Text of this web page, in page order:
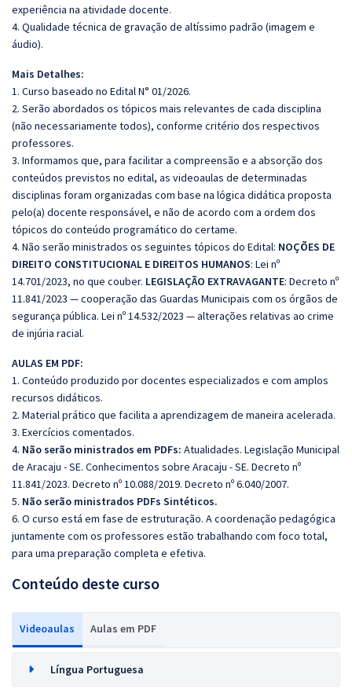
experiência na atividade docente.
4. Qualidade técnica de gravação de altíssimo padrão (imagem e
áudio).
Mais Detalhes:
1. Curso baseado no Edital N° 01/2026.
2. Serão abordados os tópicos mais relevantes de cada disciplina
(não necessariamente todos), conforme critério dos respectivos
professores.
3. Informamos que, para facilitar a compreensão e a absorção dos
conteúdos previstos no edital, as videoaulas de determinadas
disciplinas foram organizadas com base na lógica didática proposta
pelo(a) docente responsável, e não de acordo com a ordem dos
tópicos do conteúdo programático do certame.
4. Não serão ministrados os seguintes tópicos do Edital: NOÇÕES DE
DIREITO CONSTITUCIONAL E DIREITOS HUMANOS: Lei nº
14.701/2023, no que couber. LEGISLAÇÃO EXTRAVAGANTE: Decreto nº
11.841/2023 — cooperação das Guardas Municipais com os órgãos de
segurança pública. Lei nº 14.532/2023 — alterações relativas ao crime
de injúria racial.
AULAS EM PDF:
1. Conteúdo produzido por docentes especializados e com amplos
recursos didáticos.
2. Material prático que facilita a aprendizagem de maneira acelerada.
3. Exercícios comentados.
4. Não serão ministrados em PDFs: Atualidades. Legislação Municipal
de Aracaju - SE. Conhecimentos sobre Aracaju - SE. Decreto nº
11.841/2023. Decreto nº 10.088/2019. Decreto nº 6.040/2007.
5. Não serão ministrados PDFs Sintéticos.
6. O curso está em fase de estruturação. A coordenação pedagógica
juntamente com os professores estão trabalhando com foco total,
para uma preparação completa e efetiva.
Conteúdo deste curso
Videoaulas Aulas em PDF
Língua Portuguesa